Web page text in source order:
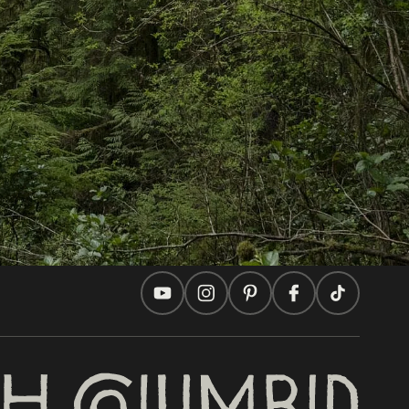
Auf dieser Website
Reisevorschläge
Praktische Tipps
Zwei Länder, Eine Reise